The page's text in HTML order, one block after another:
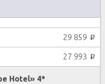
29 859 p
27 993 p
Hotel» 4*